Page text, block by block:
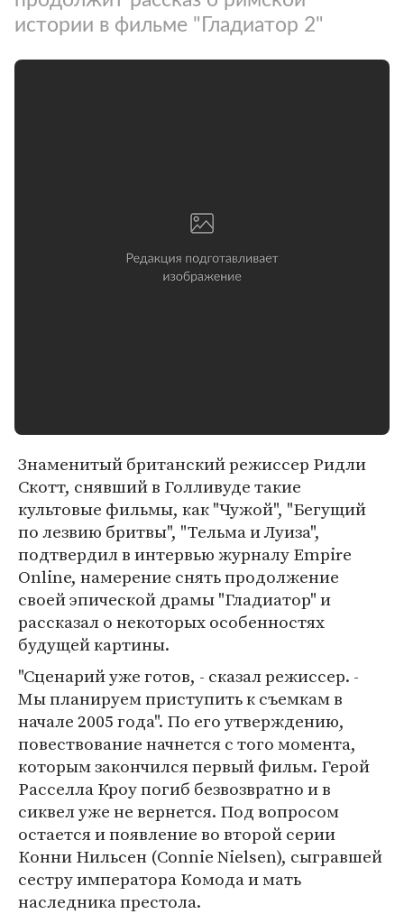
истории в фильме "Гладиатор 2"
Знаменитый британский режиссер Ридли
Скотт, снявший в Голливуде такие
культовые фильмы, как "Чужой", "Бегущий
по лезвию бритвы", "Тельма и Луиза",
подтвердил в интервью журналу Empire
Online, намерение снять продолжение
своей эпической драмы "Гладиатор" и
рассказал о некоторых особенностях
будущей картины.
"Сценарий уже готов, - сказал режиссер. -
Мы планируем приступить к съемкам в
начале 2005 года". По его утверждению,
повествование начнется с того момента,
которым закончился первый фильм. Герой
Расселла Кроу погиб безвозвратно и в
сиквел уже не вернется. Под вопросом
остается и появление во второй серии
Конни Нильсен (Connie Nielsen), сыгравшей
сестру императора Комода и мать
наследника престола.